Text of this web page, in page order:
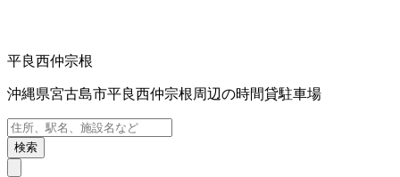
平良西仲宗根
沖縄県宮古島市平良西仲宗根周辺の時間貸駐車場
検索